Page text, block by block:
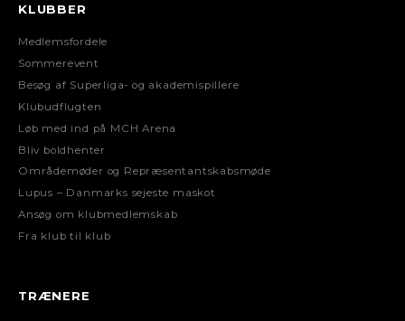
KLUBBER
Medlemsfordele
Sommerevent
Besøg af Superliga- og akademispillere
Klubudflugten
Løb med ind på MCH Arena
Bliv boldhenter
Områdemøder og Repræsentantskabsmøde
Lupus – Danmarks sejeste maskot
Ansøg om klubmedlemskab
Fra klub til klub
TRÆNERE